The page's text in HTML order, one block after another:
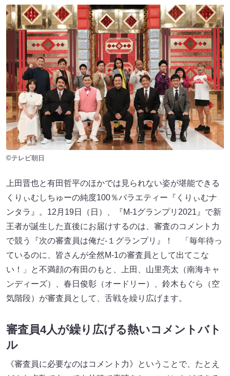
©テレビ朝日
上田晋也と有田哲平のほかでは見られない姿が堪能できる
くりぃむしちゅーの純度100％バラエティー『くりぃむナ
ンタラ』。12月19日（日）、『M-1グランプリ2021』で新
王者が誕生した直後にお届けするのは、審査のコメント力
で競う『次の審査員は俺だ-１グランプリ』！ 「毎年待っ
ているのに、皆さんが全然M-1の審査員として出てこな
い！」と不満顔の有田のもと、上田、山里亮太（南海キャ
ンディーズ）、春日俊彰（オードリー）、鈴木もぐら（空
気階段）が審査員として、舌戦を繰り広げます。
審査員4人が繰り広げる熱いコメントバト
ル
《審査員に必要なのはコメント力》ということで、たとえ